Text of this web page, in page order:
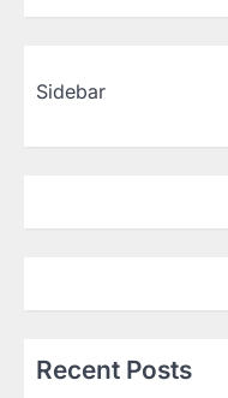
Sidebar
Recent Posts